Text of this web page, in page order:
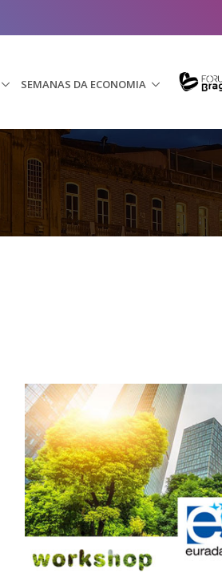
SEMANAS DA ECONOMIA